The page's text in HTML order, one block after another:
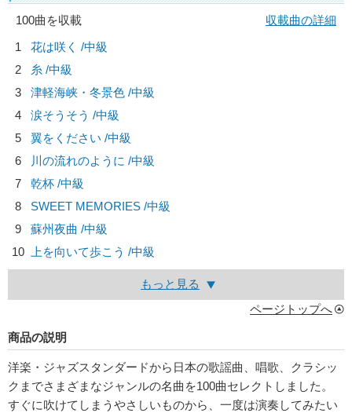
100曲を収載
収載曲の詳細
1
花は咲く /中級
2
糸 /中級
3
津軽海峡・冬景色 /中級
4
涙そうそう /中級
5
翼をください /中級
6
川の流れのように /中級
7
乾杯 /中級
8
SWEET MEMORIES /中級
9
蘇州夜曲 /中級
10
上を向いて歩こう /中級
もっと見る
ページトップへ
商品の説明
洋楽・ジャズスタンダードから日本の歌謡曲、唱歌、クラシッ
クまでさまざまなジャンルの名曲を100曲セレクトしました。
すぐに吹けてしまうやさしいものから、一度は演奏してみたい